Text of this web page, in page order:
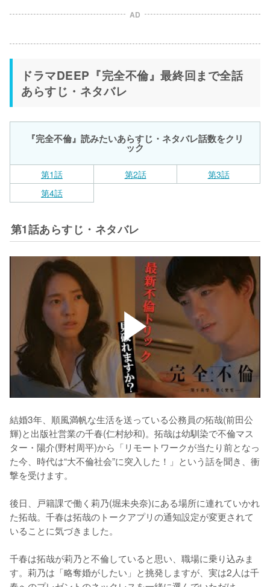
AD
ドラマDEEP『完全不倫』最終回まで全話
あらすじ・ネタバレ
『完全不倫』読みたいあらすじ・ネタバレ話数をクリ
ック
第1話 第2話
第3話
第4話
第1話あらすじ・ネタバレ
結婚3年、順風満帆な生活を送っている公務員の拓哉(前田公
輝)と出版社営業の千春(仁村紗和)。拓哉は幼馴染で不倫マス
ター・陽介(野村周平)から「リモートワークが当たり前となっ
た今、時代は“大不倫社会”に突入した！」という話を聞き、衝
撃を受けます。
後日、戸籍課で働く莉乃(堀未央奈)にある場所に連れていかれ
た拓哉。千春は拓哉のトークアプリの通知設定が変更されて
いることに気づきました。
千春は拓哉が莉乃と不倫していると思い、職場に乗り込みま
す。莉乃は「略奪婚がしたい」と挑発しますが、実は2人は千